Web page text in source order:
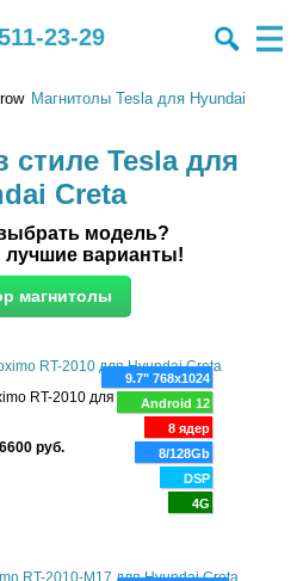
23-29
Магнитолы Tesla для Hyundai
стиле Tesla для
Creta
модель?
варианты!
9.7" 768x1024
Android 12
8 ядер
8/128Gb
DSP
4G
RT-2010 для Hyundai Creta
руб.